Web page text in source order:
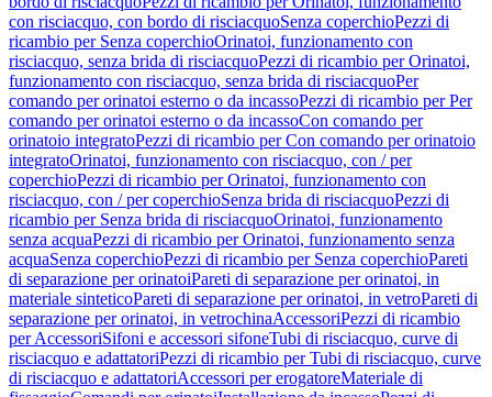
con risciacquo, con bordo di risciacquoSenza coperchioPezzi di
ricambio per Senza coperchioOrinatoi, funzionamento con
risciacquo, senza brida di risciacquoPezzi di ricambio per Orinatoi,
funzionamento con risciacquo, senza brida di risciacquoPer
comando per orinatoi esterno o da incassoPezzi di ricambio per Per
comando per orinatoi esterno o da incassoCon comando per
orinatoio integratoPezzi di ricambio per Con comando per orinatoio
integratoOrinatoi, funzionamento con risciacquo, con / per
coperchioPezzi di ricambio per Orinatoi, funzionamento con
risciacquo, con / per coperchioSenza brida di risciacquoPezzi di
ricambio per Senza brida di risciacquoOrinatoi, funzionamento
senza acquaPezzi di ricambio per Orinatoi, funzionamento senza
acquaSenza coperchioPezzi di ricambio per Senza coperchioPareti
di separazione per orinatoiPareti di separazione per orinatoi, in
materiale sinteticoPareti di separazione per orinatoi, in vetroPareti di
separazione per orinatoi, in vetrochinaAccessoriPezzi di ricambio
per AccessoriSifoni e accessori sifoneTubi di risciacquo, curve di
risciacquo e adattatoriPezzi di ricambio per Tubi di risciacquo, curve
di risciacquo e adattatoriAccessori per erogatoreMateriale di